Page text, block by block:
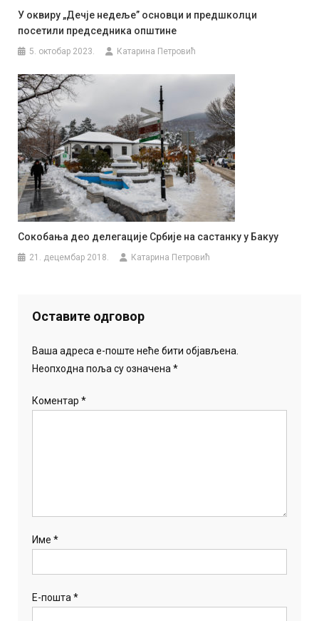
У оквиру „Дечје недеље” основци и предшколци
посетили председника општине
5. октобар 2023. Катарина Петровић
Сокобања део делегације Србије на састанку у Бакуу
21. децембар 2018. Катарина Петровић
Оставите одговор
Ваша адреса е-поште неће бити објављена.
Неопходна поља су означена*
Коментар*
Име*
Е-пошта*